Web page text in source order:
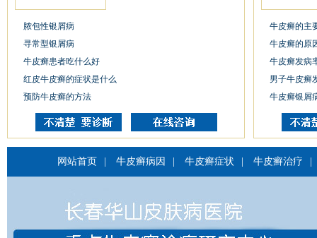
脓包性银屑病
寻常型银屑病
牛皮癣患者吃什么好
红皮牛皮癣的症状是什么
预防牛皮癣的方法
牛皮癣的主
牛皮癣的原
牛皮癣发病
男子牛皮癣
牛皮癣银屑
网站首页 牛皮癣病因 牛皮癣症状 牛皮癣治疗